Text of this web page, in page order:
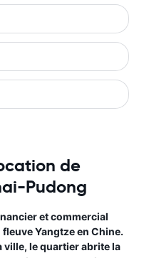
de
Pudong
et commercial
Yangtze en Chine.
ville, le quartier abrite la